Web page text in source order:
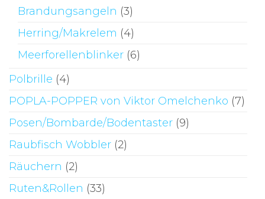
Brandungsangeln (3)
Herring/Makrelem (4)
Meerforellenblinker (6)
Polbrille (4)
POPLA-POPPER von Viktor Omelchenko (7)
Posen/Bombarde/Bodentaster (9)
Raubfisch Wobbler (2)
Räuchern (2)
Ruten&Rollen (33)